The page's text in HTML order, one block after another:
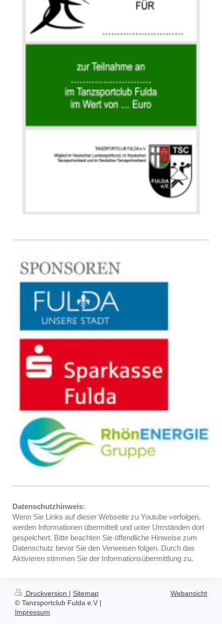
Datenschutzhinweis:
Wenn Sie Links auf dieser Webseite zu Youtube verfolgen,
werden Informationen übermittelt und unter Umständen dort
gespeichert. Bitte beachten Sie öffendliche Hinweise zum
Datenschutz bevor Sie den Verweisen folgen. Durch das
Aktivieren stimmen Sie der Informationsübermittlung zu.
Druckversion | Sitemap
© Tanzsportclub Fulda e.V |
Impressum
Webansicht